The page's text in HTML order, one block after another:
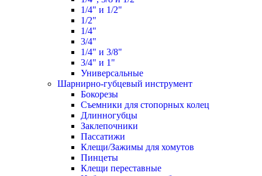
1/4" и 1/2"
1/2"
1/4"
3/4"
1/4" и 3/8"
3/4" и 1"
Универсальные
Шарнирно-губцевый инструмент
Бокорезы
Съемники для стопорных колец
Длинногубцы
Заклепочники
Пассатижи
Клещи/Зажимы для хомутов
Пинцеты
Клещи переставные